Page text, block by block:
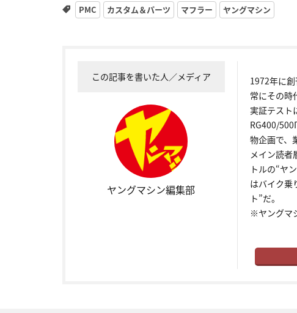
PMC カスタム＆パーツ マフラー ヤングマシン
この記事を書いた人／メディア
ヤングマシン編集部
1972年に
常にその時
実証テスト
RG400/
物企画で、
メイン読者
トルの“ヤ
はバイク乗
ト”だ。
※ヤングマ